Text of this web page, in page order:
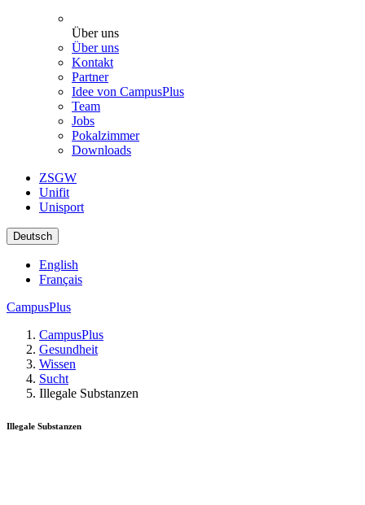
Über uns
Über uns
Kontakt
Partner
Idee von CampusPlus
Team
Jobs
Pokalzimmer
Downloads
ZSGW
Unifit
Unisport
Deutsch
English
Français
CampusPlus
CampusPlus
Gesundheit
Wissen
Sucht
Illegale Substanzen
Illegale Substanzen